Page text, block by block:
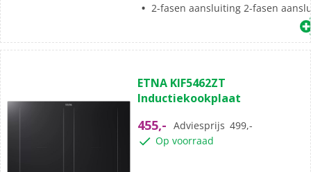
2-fasen aansluiting 2-fasen
van
de
sterren.
ETNA KIF5462ZT
Inductiekookplaat
455,- Adviesprijs 499,-
Op voorraad